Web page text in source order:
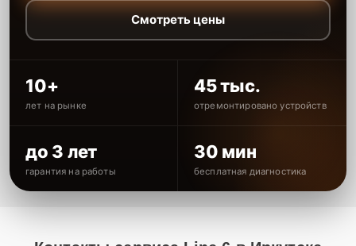
Смотреть цены
10+
лет на рынке
45 тыс.
отремонтировано устройств
до 3 лет
гарантия на работы
30 мин
бесплатная диагностика